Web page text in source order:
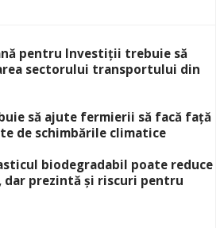
pentru Investiții trebuie să
sectorului transportului din
să ajute fermierii să facă față
de schimbările climatice
biodegradabil poate reduce
dar prezintă și riscuri pentru